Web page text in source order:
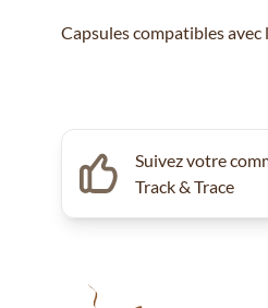
Capsules compatibles
Suivez votre
Track & Trace